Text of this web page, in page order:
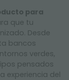
para
que tu
Desde
bancos
verdes,
pensados
experiencia del